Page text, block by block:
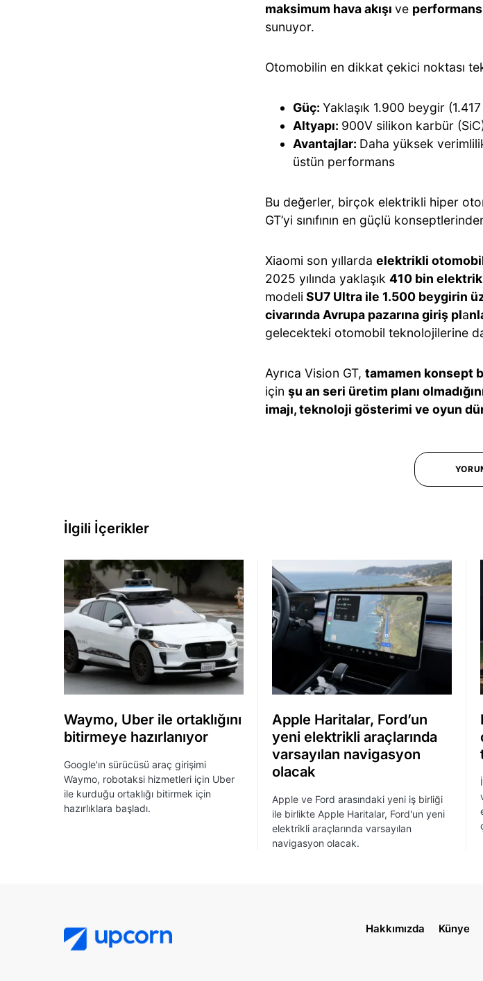
maksimum hava akışı ve
sunuyor.
Otomobilin en dikkat çekici noktası
Güç: Yaklaşık 1.900 beygir
Altyapı: 900V silikon karbür
Avantajlar: Daha yüksek
üstün performans
Bu değerler, birçok elektrikli hiper
GT’yi sınıfının en güçlü
Xiaomi son yıllarda elektrikli otomobil
2025 yılında yaklaşık 410 bin
modeli SU7 Ultra ile 1.500 beygirin
civarında Avrupa pazarına giriş pla
gelecekteki otomobil teknolojilerine
Ayrıca Vision GT, tamamen konsept
için şu an seri üretim planı
imajı, teknoloji gösterimi ve oyun
İlgili İçerikler
Waymo, Uber ile ortaklığını
bitirmeye hazırlanıyor
Google'ın sürücüsü araç girişimi
Waymo, robotaksi hizmetleri için Uber
ile kurduğu ortaklığı bitirmek için
hazırlıklara başladı.
Apple Haritalar, Ford’un
yeni elektrikli araçlarında
varsayılan navigasyon
olacak
Apple ve Ford arasındaki yeni iş birliği
ile birlikte Apple Haritalar, Ford'un yeni
elektrikli araçlarında varsayılan
navigasyon olacak.
Hakkımızda Künye